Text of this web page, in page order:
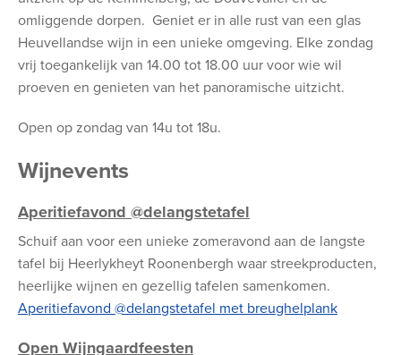
omliggende dorpen. Geniet er in alle rust van een glas
Heuvellandse wijn in een unieke omgeving. Elke zondag
vrij toegankelijk van 14.00 tot 18.00 uur voor wie wil
proeven en genieten van het panoramische uitzicht.
Open op zondag van 14u tot 18u.
Wijnevents
Aperitiefavond @delangstetafel
Schuif aan voor een unieke zomeravond aan de langste
tafel bij Heerlykheyt Roonenbergh waar streekproducten,
heerlijke wijnen en gezellig tafelen samenkomen.
Aperitiefavond @delangstetafel met breughelplank
Open Wijngaardfeesten